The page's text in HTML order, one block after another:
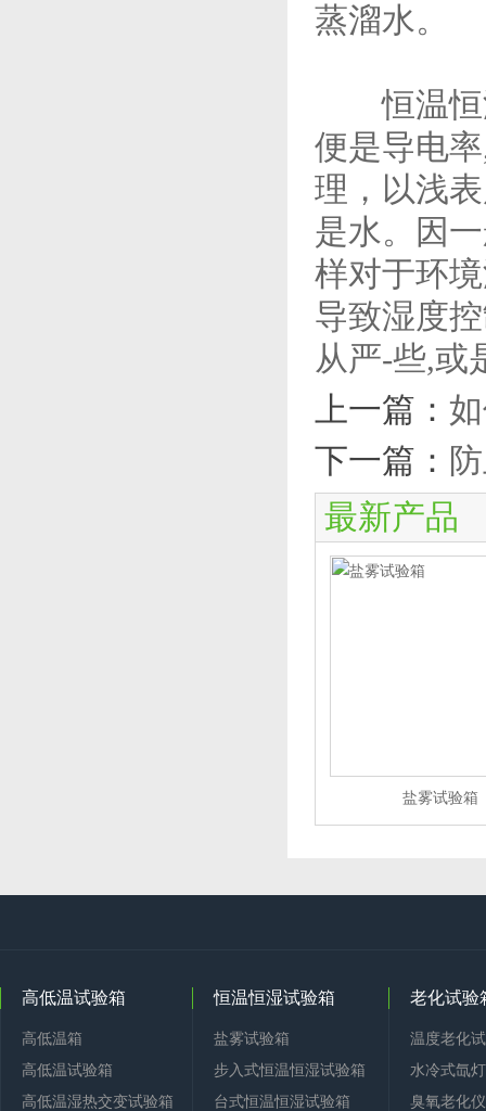
蒸溜水。
恒温恒湿
便是导电
理，以浅
是水。因
样对于环
导致湿度
从严-些,或
上一篇：
下一篇：
最新产品
盐雾试验箱
高低温试验箱
高低温箱
高低温试验箱
高低温湿热交变试验箱
恒温恒湿试验箱
盐雾试验箱
步入式恒温恒湿试验箱
台式恒温恒湿试验箱
老化试验
温度老化
水冷式氙
臭氧老化仪